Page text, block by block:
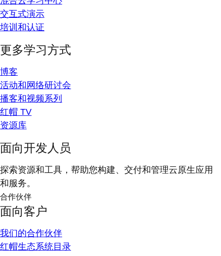
交互式演示
培训和认证
更多学习方式
博客
活动和网络研讨会
播客和视频系列
红帽 TV
资源库
面向开发人员
探索资源和工具，帮助您构建、交付和管理云原生应用
和服务。
合作伙伴
面向客户
我们的合作伙伴
红帽生态系统目录